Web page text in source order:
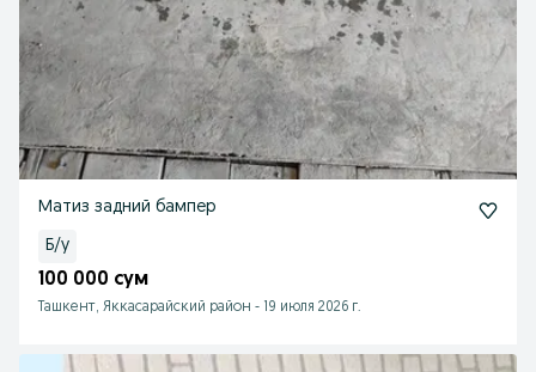
Матиз задний бампер
Б/у
100 000 сум
Ташкент, Яккасарайский район - 19 июля 2026 г.